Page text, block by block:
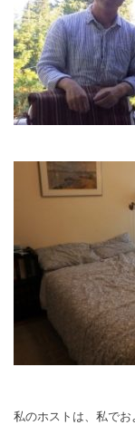
私のホストは、私で